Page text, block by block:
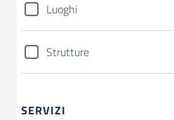
Luoghi
Strutture
SERVIZI